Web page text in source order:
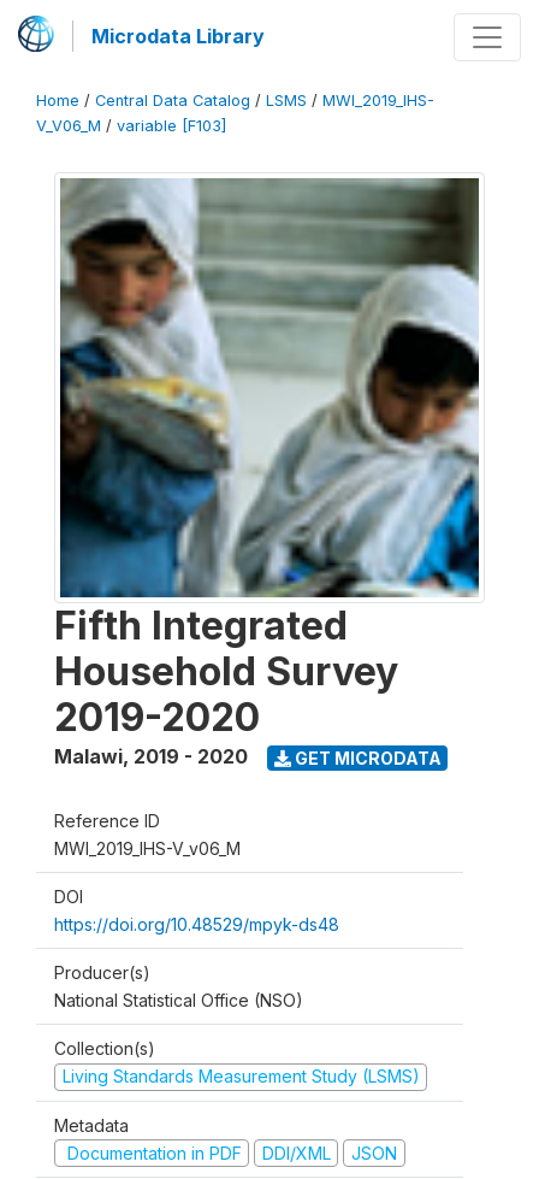
Microdata Library
Home / Central Data Catalog / LSMS / MWI_2019_IHS-
V_V06_M / variable [F103]
Fifth Integrated
Household Survey
2019-2020
Malawi, 2019 - 2020 GET MICRODATA
Reference ID
MWI_2019_IHS-V_v06_M
DOI
https://doi.org/10.48529/mpyk-ds48
Producer(s)
National Statistical Office (NSO)
Collection(s)
Living Standards Measurement Study (LSMS)
Metadata
Documentation in PDF
DDI/XML JSON